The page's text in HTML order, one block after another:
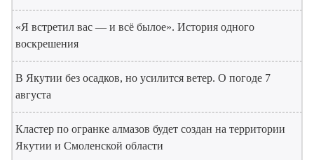
«Я встретил вас — и всё былое». История одного
воскрешения
В Якутии без осадков, но усилится ветер. О погоде 7
августа
Кластер по огранке алмазов будет создан на территории
Якутии и Смоленской области